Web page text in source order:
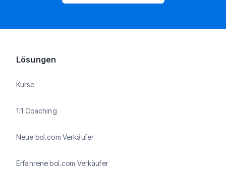
Lösungen
Kurse
1:1 Coaching
Neue bol.com Verkäufer
Erfahrene bol.com Verkäufer